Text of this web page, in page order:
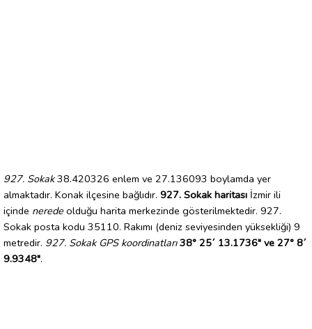
927. Sokak38.420326 enlem ve 27.136093 boylamda yer
almaktadır. Konak ilçesine bağlıdır. 927. Sokak haritası İzmir ili
içinde nerede olduğu harita merkezinde gösterilmektedir. 927.
Sokak posta kodu 35110. Rakımı (deniz seviyesinden yüksekliği) 9
metredir. 927. Sokak GPS koordinatları 38° 25´ 13.1736" ve 27° 8´
9.9348".